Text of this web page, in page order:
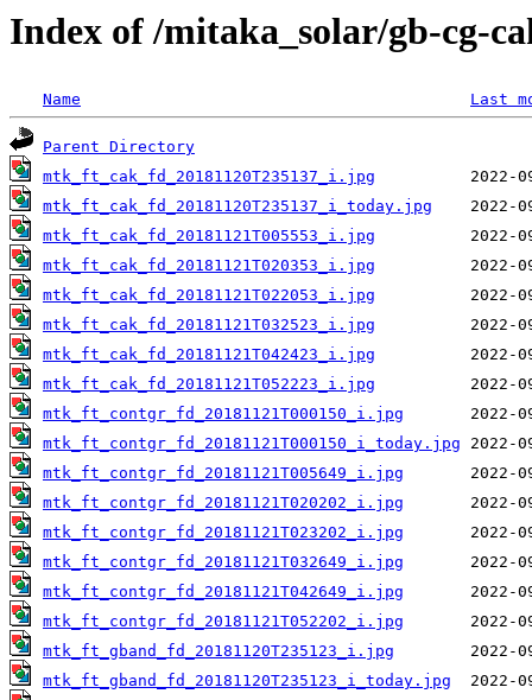
Index of /mitaka_solar/gb-cg-
Name Last
Parent Directory
mtk_ft_cak_fd_20181120T235137_i.jpg
mtk_ft_cak_fd_20181120T235137_i_today.jpg
mtk_ft_cak_fd_20181121T005553_i.jpg
mtk_ft_cak_fd_20181121T020353_i.jpg
mtk_ft_cak_fd_20181121T022053_i.jpg
mtk_ft_cak_fd_20181121T032523_i.jpg
mtk_ft_cak_fd_20181121T042423_i.jpg
mtk_ft_cak_fd_20181121T052223_i.jpg
mtk_ft_contgr_fd_20181121T000150_i.jpg
mtk_ft_contgr_fd_20181121T000150_i_today.jpg
mtk_ft_contgr_fd_20181121T005649_i.jpg
mtk_ft_contgr_fd_20181121T020202_i.jpg
mtk_ft_contgr_fd_20181121T023202_i.jpg
mtk_ft_contgr_fd_20181121T032649_i.jpg
mtk_ft_contgr_fd_20181121T042649_i.jpg
mtk_ft_contgr_fd_20181121T052202_i.jpg
mtk_ft_gband_fd_20181120T235123_i.jpg
mtk_ft_gband_fd_20181120T235123_i_today.jpg